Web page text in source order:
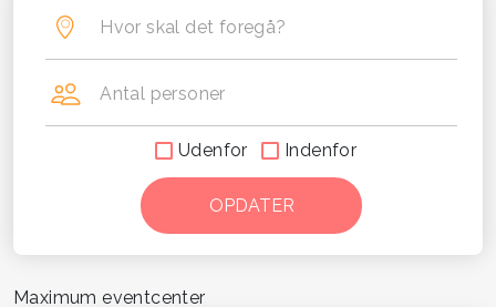
Hvor skal det foregå?
Antal personer
Udenfor Indenfor
Maximum eventcenter